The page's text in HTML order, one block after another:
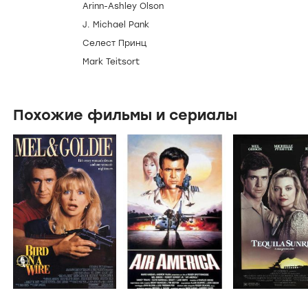
Arinn-Ashley Olson
J. Michael Pank
Селест Принц
Mark Teitsort
Похожие фильмы и сериалы